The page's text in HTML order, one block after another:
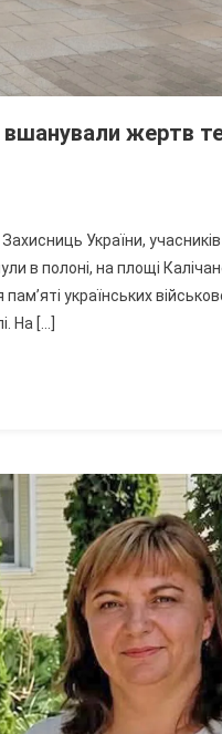
вшанували жертв
України,
в полоні, на площі
українських
На […]